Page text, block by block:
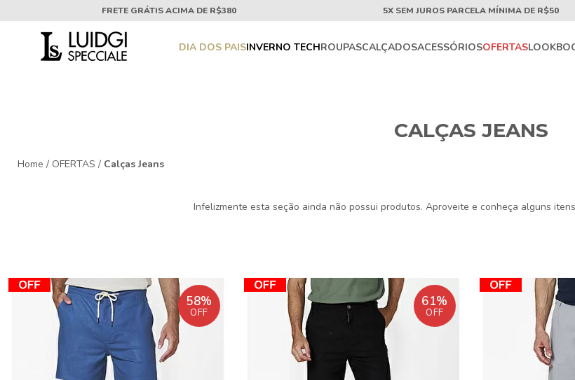
FRETE GRÁTIS ACIMA DE R$380 5X SEM JUROS PARCELA MÍNIMA DE R$50
DIA DOS PAISINVERNO TECHROUPASCALÇADOSACESSÓRIOSOFERTAS
CALÇAS JEANS
Home / OFERTAS / Calças Jeans
Infelizmente esta seção ainda não possui produtos. Aproveite e conheça alguns
58%
OFF
61%
OFF